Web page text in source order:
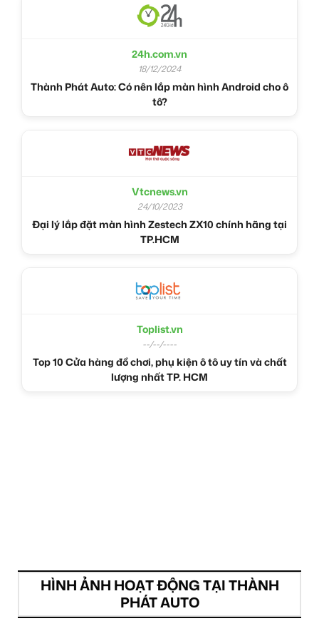
24h.com.vn
18/12/2024
Thành Phát Auto: Có nên lắp màn hình Android cho ô
tô?
Vtcnews.vn
24/10/2023
Đại lý lắp đặt màn hình Zestech ZX10 chính hãng tại
TP.HCM
Toplist.vn
--/--/----
Top 10 Cửa hàng đồ chơi, phụ kiện ô tô uy tín và chất
lượng nhất TP. HCM
HÌNH ẢNH HOẠT ĐỘNG TẠI THÀNH
PHÁT AUTO